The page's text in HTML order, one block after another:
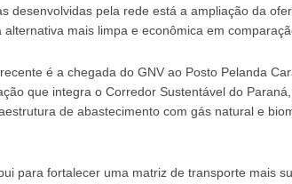
desenvolvidas pela rede está a ampliação da
alternativa mais limpa e econômica em
é a chegada do GNV ao Posto Pelanda
que integra o Corredor Sustentável do
de abastecimento com gás natural e
para fortalecer uma matriz de transporte mais